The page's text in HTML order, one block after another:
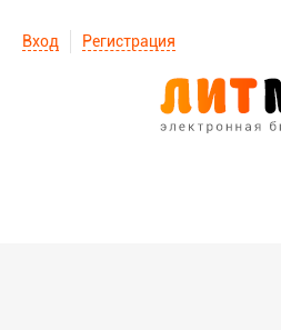
Вход Регистрация